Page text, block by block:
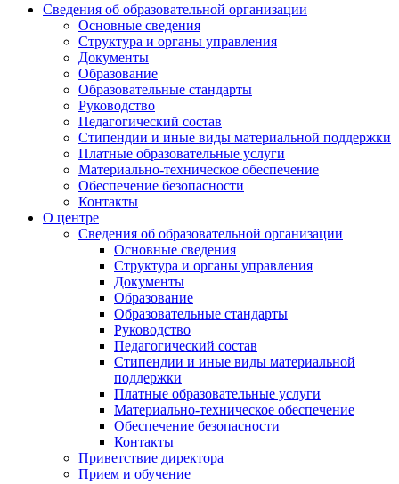
Сведения об образовательной организации
Основные сведения
Структура и органы управления
Документы
Образование
Образовательные стандарты
Руководство
Педагогический состав
Стипендии и иные виды материальной поддержки
Платные образовательные услуги
Материально-техническое обеспечение
Обеспечение безопасности
Контакты
О центре
Сведения об образовательной организации
Основные сведения
Структура и органы управления
Документы
Образование
Образовательные стандарты
Руководство
Педагогический состав
Стипендии и иные виды материальной
поддержки
Платные образовательные услуги
Материально-техническое обеспечение
Обеспечение безопасности
Контакты
Приветствие директора
Прием и обучение